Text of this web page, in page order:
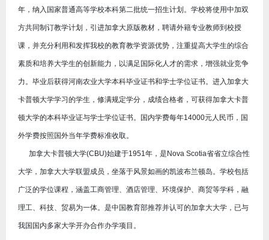
年，纳入国家普通高等学校本科第二批统一招生计划。学校将使用中加双
方共同制订教学计划，引进加拿大原版教材，聘请外籍专业教师到校授
课，并充分利用和发挥我校的教育教学资源优势，注重提高大学生的综合
素质和培养大学生的创新能力，以满足国际化人才的需求，增强就业竞争
力。毕业后获得河南农业大学本科毕业证书和学士学位证书。进入加拿大
卡普顿大学学习的学生，修满规定学分，成绩合格者，可获得加拿大卡普
顿大学的本科毕业证与学士学位证书。国内学费每年14000元人民币，国
外学费按照国外当年学费标准收取。
加拿大卡普顿大学(CBU)始建于1951年，是Nova Scotia省省立综合性
大学，加拿大大学联盟成员，坐落于风景如画的凯波布兰顿岛。学校包括
广泛的学位课程，涵盖工商管理、酒店管理、环境保护、商贸等学科，融
理工、科技、贸易为一体。是中国教育部推荐并认可的加拿大大学，已与
我国国内多家大学开办合作办学项目。